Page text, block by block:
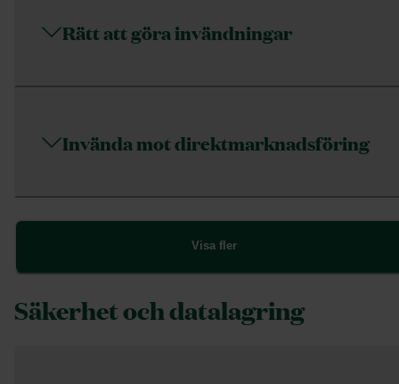
Rätt att göra invändningar
Invända mot direktmarknadsföring
Visa fler
Säkerhet och datalagring